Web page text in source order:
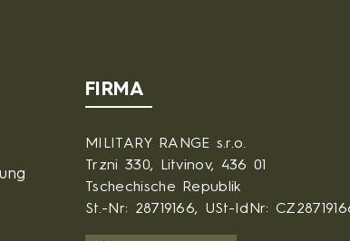
FIRMA
MILITARY RANGE s.r.o.
Trzni 330, Litvinov, 436 01
Tschechische Republik
St.-Nr: 28719166, USt-IdNr: